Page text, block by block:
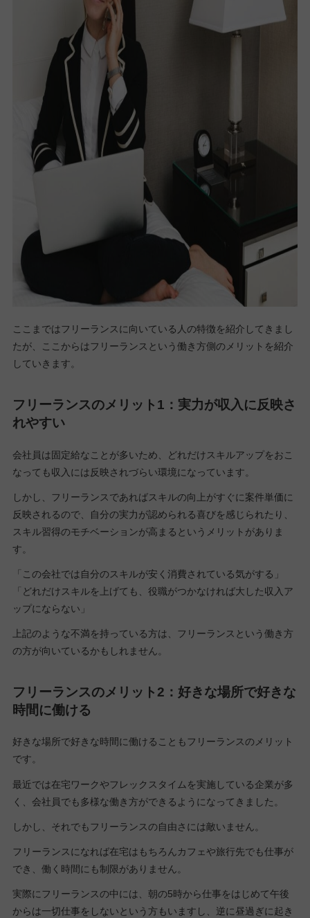
ここまではフリーランスに向いている人の特徴を紹介してきまし
たが、ここからはフリーランスという働き方側のメリットを紹介
していきます。
フリーランスのメリット1：実力が収入に反映さ
れやすい
会社員は固定給なことが多いため、どれだけスキルアップをおこ
なっても収入には反映されづらい環境になっています。
しかし、フリーランスであればスキルの向上がすぐに案件単価に
反映されるので、自分の実力が認められる喜びを感じられたり、
スキル習得のモチベーションが高まるというメリットがありま
す。
「この会社では自分のスキルが安く消費されている気がする」
「どれだけスキルを上げても、役職がつかなければ大した収入ア
ップにならない」
上記のような不満を持っている方は、フリーランスという働き方
の方が向いているかもしれません。
フリーランスのメリット2：好きな場所で好きな
時間に働ける
好きな場所で好きな時間に働けることもフリーランスのメリット
です。
最近では在宅ワークやフレックスタイムを実施している企業が多
く、会社員でも多様な働き方ができるようになってきました。
しかし、それでもフリーランスの自由さには敵いません。
フリーランスになれば在宅はもちろんカフェや旅行先でも仕事が
でき、働く時間にも制限がありません。
実際にフリーランスの中には、朝の5時から仕事をはじめて午後
からは一切仕事をしないという方もいますし、逆に昼過ぎに起き